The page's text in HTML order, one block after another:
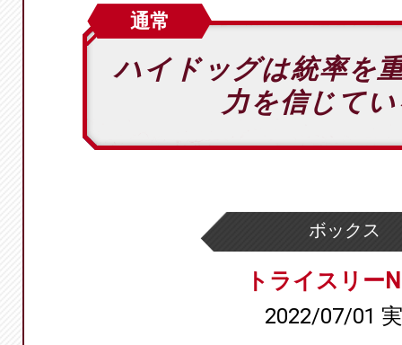
通常
ハイドッグは統率を
力を信じて
ボックス
トライスリー
2022/07/01